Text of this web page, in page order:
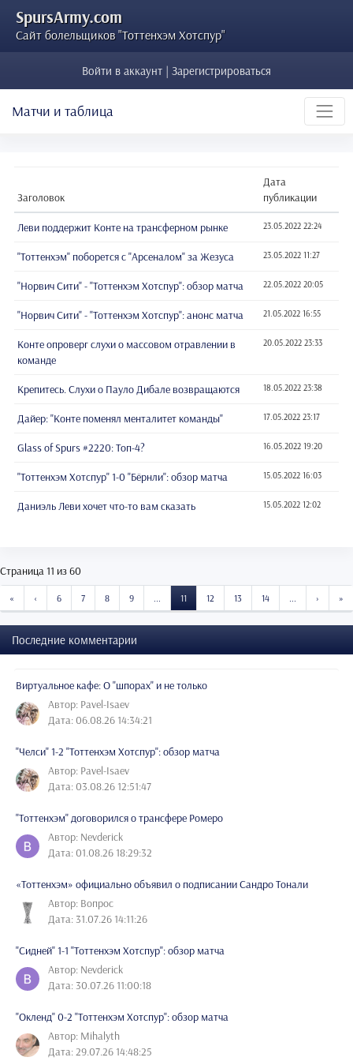
SpursArmy.com
Сайт болельщиков "Тоттенхэм Хотспур"
Войти в аккаунт | Зарегистрироваться
Матчи и таблица
Заголовок
Дата
публикации
Леви поддержит Конте на трансферном рынке 23.05.2022 22:24
"Тоттенхэм" поборется с "Арсеналом" за Жезуса 23.05.2022 11:27
"Норвич Сити" - "Тоттенхэм Хотспур": обзор матча 22.05.2022 20:05
"Норвич Сити" - "Тоттенхэм Хотспур": анонс матча 21.05.2022 16:55
Конте опроверг слухи о массовом отравлении в
команде
20.05.2022 23:33
Крепитесь. Слухи о Пауло Дибале возвращаются 18.05.2022 23:38
Дайер: "Конте поменял менталитет команды" 17.05.2022 23:17
Glass of Spurs #2220: Топ-4? 16.05.2022 19:20
"Тоттенхэм Хотспур" 1-0 "Бёрнли": обзор матча 15.05.2022 16:03
Даниэль Леви хочет что-то вам сказать 15.05.2022 12:02
Страница 11 из 60
« START‹ PREVIOUS
6 7 8 9 ... 11 12 13 14 ... › »
Последние комментарии
Виртуальное кафе: О "шпорах" и не только
Автор: Pavel-Isaev
Дата: 06.08.26 14:34:21
"Челси" 1-2 "Тоттенхэм Хотспур": обзор матча
Автор: Pavel-Isaev
Дата: 03.08.26 12:51:47
"Тоттенхэм" договорился о трансфере Ромеро
Автор: Nevderick
Дата: 01.08.26 18:29:32
«Тоттенхэм» официально объявил о подписании Сандро Тонали
Автор: Вопрос
Дата: 31.07.26 14:11:26
"Сидней" 1-1 "Тоттенхэм Хотспур": обзор матча
Автор: Nevderick
Дата: 30.07.26 11:00:18
"Окленд" 0-2 "Тоттенхэм Хотспур": обзор матча
Автор: Mihalyth
Дата: 29.07.26 14:48:25